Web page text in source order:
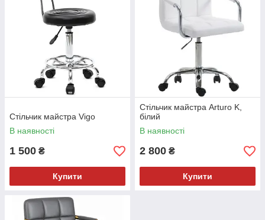
Стільчик майстра Vigo
В наявності
1 500 ₴
Купити
Стільчик майстра Arturo K,
білий
В наявності
2 800 ₴
Купити